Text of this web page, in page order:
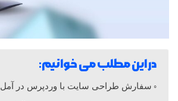
در این مطلب می خوانیم:
سفارش طراحی سایت با وردپرس در آمل